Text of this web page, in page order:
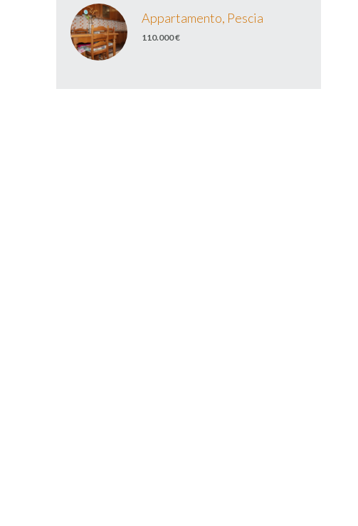
Appartamento, Pescia
110.000 €